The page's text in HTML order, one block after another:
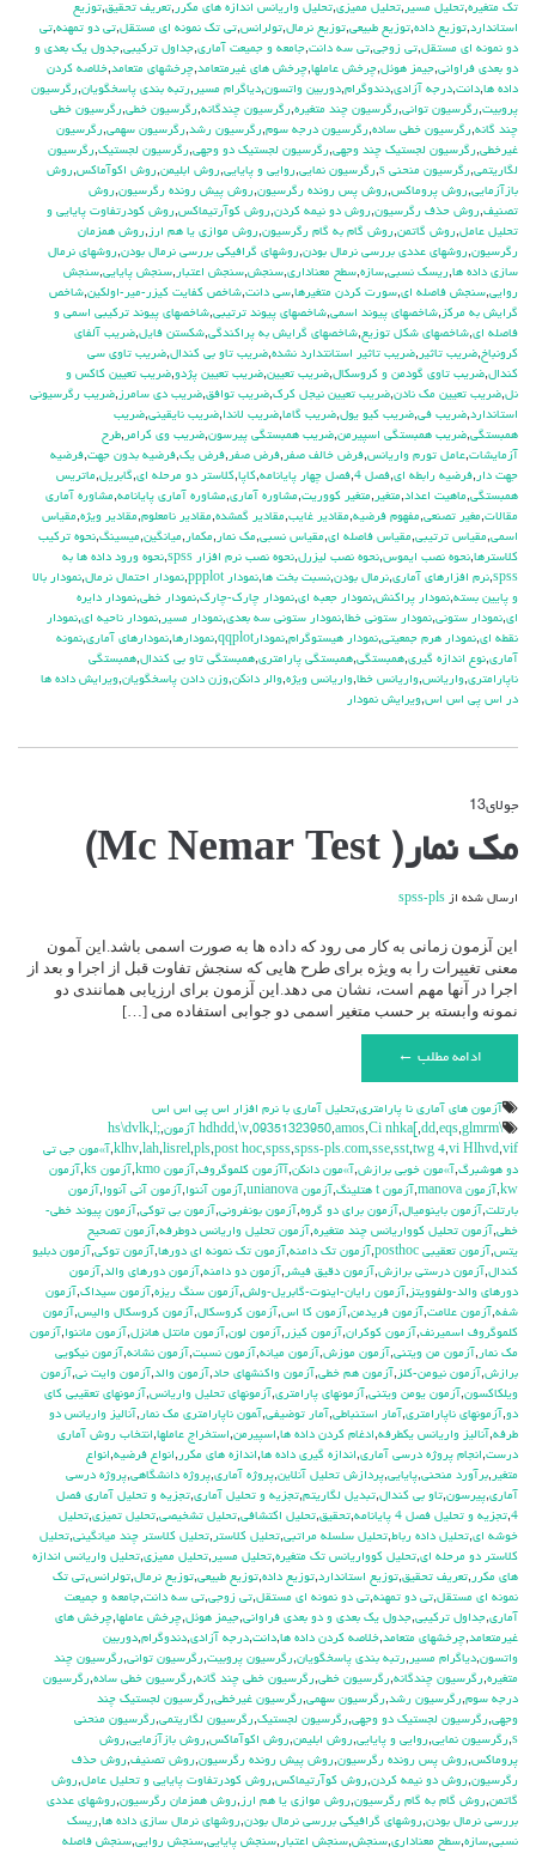
تك متغيره,تحليل مسير ,تحليل مميزي,تحليل واريانس اندازه هاي مكرر ,تعريف تحقيق,توزيع
استاندارد,توزيع داده,توزيع طبيعي,توزيع نرمال,تولرانس,تي تک نمونه اي مستقل,تي دو تمهنه,تي
دو نمونه اي مستقل,تي زوجي,تي سه دانت,جامعه و جميعت آماري,جداول تركيبي,جدول يك بعدي و
دو بعدي فراواني,جيمز هوئل,چرخش عاملها,چرخش هاي غيرمتعامد,چرخشهاي متعامد,خلاصه كردن
داده ها,دانت,درجه آزادي,دندوگرام,دوربين واتسون,دياگرام مسير ,رتبه بندي پاسخگويان,رگرسيون
پروبيت,رگرسيون تواني,رگرسيون چند متغيره,رگرسيون چندگانه,رگرسيون خطي,رگرسيون خطي
چند گانه,رگرسيون خطي ساده,رگرسيون درجه سوم,رگرسيون رشد,رگرسيون سهمي,رگرسيون
غيرخطي,رگرسيون لجستيك چند وجهي,رگرسيون لجستيك دو وجهي,رگرسيون لجستيک,رگرسيون
لگاريتمي,رگرسيون منحني s ,رگرسيون نمايي,روايي و پايايي,روش ابليمن,روش اكوآماكس,روش
بازآزمايي,روش پروماكس,روش پس رونده رگرسيون,روش پيش رونده رگرسيون,روش
تصنيف,روش حذف رگرسيون,روش دو نيمه كردن,روش كوآرتيماكس,روش كودرتفاوت پايايي و
تحليل عامل,روش گاتمن,روش گام به گام رگرسيون,روش موازي يا هم ارز ,روش همزمان
رگرسيون,روشهاي عددي بررسي نرمال بودن,روشهاي گرافيكي بررسي نرمال بودن,روشهاي نرمال
سازي داده ها,ريسك نسبي,سازه,سطح معناداري,سنجش,سنجش اعتبار ,سنجش پايايي,سنجش
روايي,سنجش فاصله اي,سورت كردن متغيرها,سي دانت,شاخص كفايت كيزر-مير-اولكين,شاخص
گرايش به مركز ,شاخصهاي پيوند اسمي,شاخصهاي پيوند ترتيبي,شاخصهاي پيوند تركيبي اسمي و
فاصله اي,شاخصهاي شكل توزيع,شاخصهاي گرايش به پراكندگي,شكستن فايل,ضريب آلفاي
کرونباخ,ضريب تاثير ,ضريب تاثير استانتدارد نشده,ضريب تاو بي كندال,ضريب تاوي سي
كندال,ضريب تاوي گودمن و كروسكال,ضريب تعيين,ضريب تعيين پژدو,ضريب تعيين كاكس و
نل,ضريب تعيين مك نادن,ضريب تعيين نيجل كرك,ضريب توافق,ضريب دي سامرز ,ضريب رگرسيوني
استاندارد,ضريب في,ضريب كيو يول,ضريب گاما,ضريب لاندا,ضريب نايقيني,ضريب
همبستگي,ضريب همبستگي اسپيرمن,ضريب همبستگي پيرسون,ضريب وي كرامر ,طرح
آزمايشات,عامل تورم واريانس,فرض خالف صفر ,فرض صفر ,فرض يك,فرضيه بدون جهت,فرضيه
جهت دار ,فرضيه رابطه اي,فصل 4 ,فصل چهار پايانامه,كاپا,كلاستر دو مرحله اي,گابريل,ماتريس
همبستگي,ماهيت اعداد,متغير ,متغير كووريت,مشاوره آماري,مشاوره آماري پايانامه,مشاوره آماري
مقالات,مغير تصنعي,مفهوم فرضيه,مقادير غايب,مقادير گمشده,مقادير نامعلوم,مقادير ويژه,مقياس
اسمي,مقياس ترتيبي,مقياس فاصله اي,مقياس نسبي,مك نمار ,مكمار ,ميانگين,ميسينگ,نحوه تركيب
كلاسترها,نحوه نصب ايموس,نحوه نصب ليزرل,نحوه نصب نرم افزار spss ,نحوه ورود داده ها به
spss
,نرم افزارهاي آماري,نرمال بودن,نسبت بخت ها,نمودار ppplot ,نمودار احتمال نرمال,نمودار بالا
و پايين بسته,نمودار پراكنش,نمودار جعبه اي,نمودار چارك-چارك,نمودار خطي,نمودار دايره
اي,نمودار ستوني,نمودار ستوني خطا,نمودار ستوني سه بعدي,نمودار مسير ,نمودار ناحيه اي,نمودار
نقطه اي,نمودار هرم جمعيتي,نمودار هيستوگرام,نمودارqqplot ,نمودارها,نمودارهاي آماري,نمونه
آماري,نوع اندازه گيري,همبستگي,همبستگي پارامتري,همبستگي تاو بي کندال,همبستگي
ناپارامتري,واريانس,واريانس خطا,واريانس ويژه,والر دانكن,وزن دادن پاسخگويان,ويرايش داده ها
در اس پي اس اس,ويرايش نمودار
جولای13
مک
نمار(
Nemar
مک نمار( Mc Nemar Test)
ارسال شده از spss-pls
این آ‍زمون زمانی به کار می رود که داده ها به صورت اسمی باشد.این آ‍مون
معنی تغییرات را به ویژه برای طرح هایی که سنجش تفاوت قبل از اجرا و بعد از
اجرا در آنها مهم است، نشان می دهد.این آ‍زمون برای ارزیابی همانندی دو
نمونه وابسته بر حسب متغیر اسمی دو جوابی استفاده می […]
ادامه مطلب ←
آزمون هاي آماري نا پارامتري,تحليل آماري با نرم افزار اس پي اس اس
\hdhdd
,\v,09351323950,amos,Ci nhka[ ,dd,eqs,glmrm آزمون ,
hs\dvlk,l;
klhv,lah,lisrel,pls,post hoc,spss,spss-pls.com,sse,sst,twg 4,vi Hlhvd,vif
,آ»مون جي تي
دو هوشبرگ,آ»مون خوبي برازش,آ»مون دانكن,آآزمون كلموگروف,آزمون kmo ,آزمون ks ,آزمون
kw
,آزمون manova ,آزمون t هتلينگ ,آزمون unianova ,آزمون آننوا,آزمون آني آنووا,آزمون
بارتلت,آزمون باينوميال,آزمون براي دو گروه,آزمون بونفروني,آزمون بي توكي,آزمون پيوند خطي-
خطي,آزمون تحليل كوواريانس چند متغيره,آزمون تحليل واريانس دوطرفه,آزمون تصحيح
يتس,آزمون تعقيبي posthoc ,آزمون تك دامنه,آزمون تك نمونه اي دورها,آزمون توكي,آزمون دبليو
كندال,آزمون درستي برازش,آزمون دقيق فيشر ,آزمون دو دامنه,آزمون دورهاي والد,آزمون
دورهاي والد-ولفوويتز ,آزمون رايان-اينوت-گابريل-ولش,آزمون سنگ ريزه,آزمون سيداك,آزمون
شفه,آزمون علامت,آزمون فريدمن,آزمون كا اس,آزمون كروسكال,آزمون كروسكال واليس,آزمون
كلموگروف اسميرنف,آزمون كوكران,آزمون كيزر ,آزمون لون,آزمون مانتل هانزل,آزمون ماننوا,آزمون
مك نمار ,آزمون من ويتني,آزمون موزش,آزمون ميانه,آزمون نسبت,آزمون نشانه,آزمون نيكويي
برازش,آزمون نيومن-كلز ,آزمون هم خطي,آزمون واكنشهاي حاد,آزمون والد,آزمون وايت ني,آزمون
ويلكاكسون,آزمون يومن ويتني,آزمونهاي پارامتري,آزمونهاي تحليل واريانس,آزمونهاي تعقيبي كاي
دو,آزمونهاي ناپارامتري,آمار استنباطي,آمار توضيفي,آ‍مون ناپارامتري مك نمار ,آناليز واريانس دو
طرفه,آناليز واريانس يکطرفه,ادغام كردن داده ها,اسپيرمن,استخراج عاملها,انتخاب روش آماري
درست,انجام پروژه درسي آماري,اندازه گيري داده ها,اندازه هاي مكرر ,انواع فرضيه,انواع
متغير ,برآورد منحني,پايايي,پردازش تحليل آنلاين,پروژه آماري,پروژه دانشگاهي,پروژه درسي
آماري,پيرسون,تاو بي کندال,تبديل لگاريتم,تجزيه و تحليل آماري,تجزيه و تحليل آماري فصل
4
,تجزيه و تحليل فصل 4 پايانامه ,تحقيق,تحليل اكتشافي,تحليل تشخيصي,تحليل تميزي,تحليل
خوشه اي,تحليل داده رباط,تحليل سلسله مراتبي,تحليل كلاستر ,تحليل كلاستر چند ميانگيني,تحليل
كلاستر دو مرحله اي,تحليل كوواريانس تك متغيره,تحليل مسير ,تحليل مميزي,تحليل واريانس اندازه
هاي مكرر ,تعريف تحقيق,توزيع استاندارد,توزيع داده,توزيع طبيعي,توزيع نرمال,تولرانس,تي تک
نمونه اي مستقل,تي دو تمهنه,تي دو نمونه اي مستقل,تي زوجي,تي سه دانت,جامعه و جميعت
آماري,جداول تركيبي,جدول يك بعدي و دو بعدي فراواني,جيمز هوئل,چرخش عاملها,چرخش هاي
غيرمتعامد,چرخشهاي متعامد,خلاصه كردن داده ها,دانت,درجه آزادي,دندوگرام,دوربين
واتسون,دياگرام مسير ,رتبه بندي پاسخگويان,رگرسيون پروبيت,رگرسيون تواني,رگرسيون چند
متغيره,رگرسيون چندگانه,رگرسيون خطي,رگرسيون خطي چند گانه,رگرسيون خطي ساده,رگرسيون
درجه سوم,رگرسيون رشد,رگرسيون سهمي,رگرسيون غيرخطي,رگرسيون لجستيك چند
وجهي,رگرسيون لجستيك دو وجهي,رگرسيون لجستيک,رگرسيون لگاريتمي,رگرسيون منحني
s
,رگرسيون نمايي,روايي و پايايي,روش ابليمن,روش اكوآماكس,روش بازآزمايي,روش
پروماكس,روش پس رونده رگرسيون,روش پيش رونده رگرسيون,روش تصنيف,روش حذف
رگرسيون,روش دو نيمه كردن,روش كوآرتيماكس,روش كودرتفاوت پايايي و تحليل عامل,روش
گاتمن,روش گام به گام رگرسيون,روش موازي يا هم ارز ,روش همزمان رگرسيون,روشهاي عددي
بررسي نرمال بودن,روشهاي گرافيكي بررسي نرمال بودن,روشهاي نرمال سازي داده ها,ريسك
نسبي,سازه,سطح معناداري,سنجش,سنجش اعتبار ,سنجش پايايي,سنجش روايي,سنجش فاصله